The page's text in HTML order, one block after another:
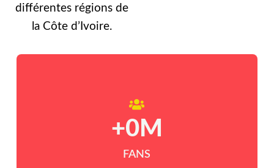
différentes régions de
la Côte d’Ivoire.
FANS
+0 M